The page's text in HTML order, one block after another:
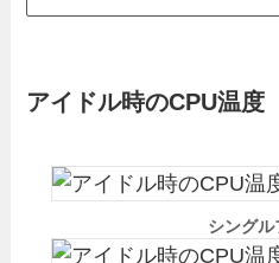
アイドル時のCPU温度
シングル